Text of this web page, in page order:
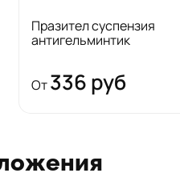
Празител суспензия
антигельминтик
От336 руб